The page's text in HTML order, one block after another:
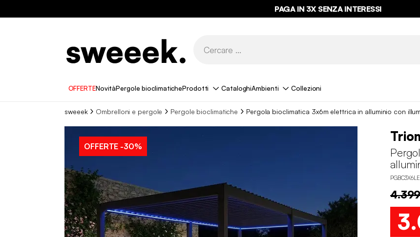
PAGA IN 3X SENZA INTERESSI
OFFERTENovitàPergole bioclimaticheProdotti CataloghiAmbienti Collezioni
sweeek Ombrelloni e pergole Pergole bioclimatiche Pergola bioclimatica 3x6m elettrica in alluminio con
OFFERTE -30%